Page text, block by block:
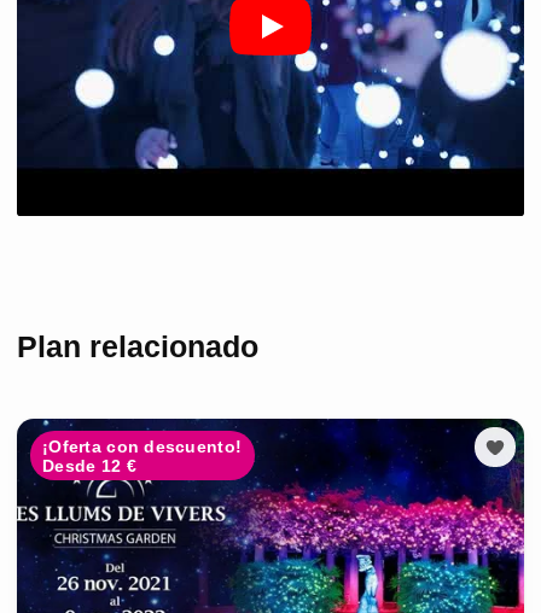
Plan relacionado
¡Oferta con descuento!
Desde 12 €